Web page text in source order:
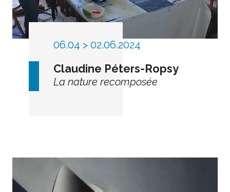
06.04 > 02.06.2024
Claudine Péters-Ropsy
La nature recomposée